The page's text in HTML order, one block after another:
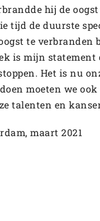
hij de
tijd de duurste
te
is mijn statement
Het is nu
moeten we
talenten en
maart 2021